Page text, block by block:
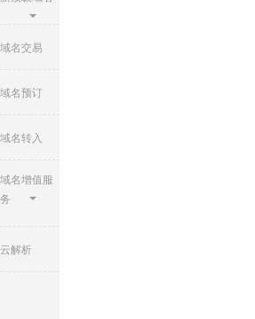
域名交易
域名预订
域名转入
域名增值服
务
云解析